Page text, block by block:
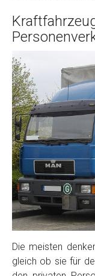
Die meisten
gleich ob sie für